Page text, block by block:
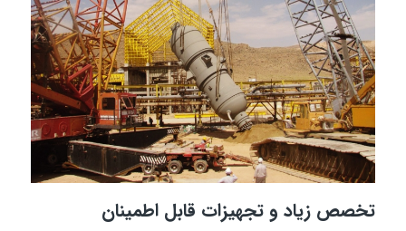
تخصص زیاد و تجهیزات قابل اطمینان